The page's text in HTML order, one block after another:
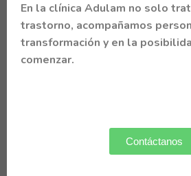
En la clínica Adulam no solo
trastorno, acompañamos
transformación y en la
comenzar.
Contáctanos